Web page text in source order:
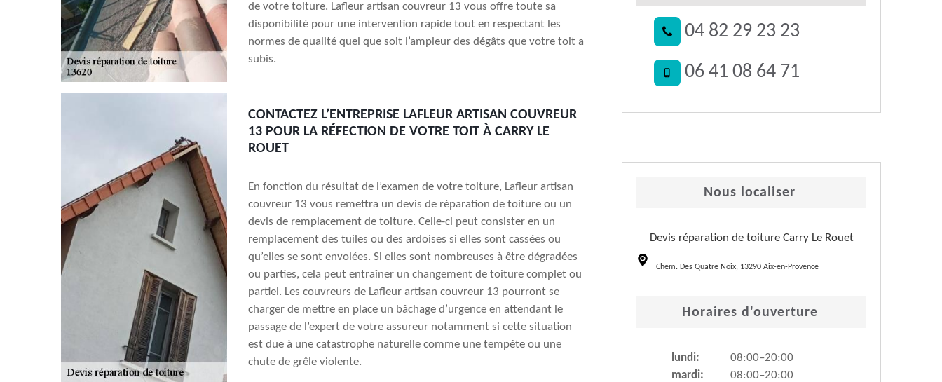
de votre toiture. Lafleur artisan couvreur 13 vous offre toute sa
disponibilité pour une intervention rapide tout en respectant les
normes de qualité quel que soit l’ampleur des dégâts que votre toit a
subis.
CONTACTEZ L’ENTREPRISE LAFLEUR ARTISAN COUVREUR
13 POUR LA RÉFECTION DE VOTRE TOIT À CARRY LE
ROUET
En fonction du résultat de l’examen de votre toiture, Lafleur artisan
couvreur 13 vous remettra un devis de réparation de toiture ou un
devis de remplacement de toiture. Celle-ci peut consister en un
remplacement des tuiles ou des ardoises si elles sont cassées ou
qu’elles se sont envolées. Si elles sont nombreuses à être dégradées
ou parties, cela peut entraîner un changement de toiture complet ou
partiel. Les couvreurs de Lafleur artisan couvreur 13 pourront se
charger de mettre en place un bâchage d’urgence en attendant le
passage de l’expert de votre assureur notamment si cette situation
est due à une catastrophe naturelle comme une tempête ou une
chute de grêle violente.
04 82 29 23 23
06 41 08 64 71
Nous localiser
Devis réparation de toiture Carry Le Rouet
Chem. Des Quatre Noix, 13290 Aix-en-Provence
Horaires d'ouverture
lundi:
08:00–20:00
mardi:
08:00–20:00